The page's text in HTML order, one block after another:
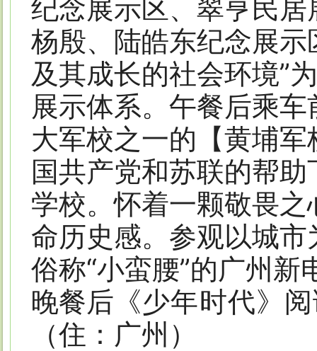
纪念展示区、翠亨民
杨殷、陆皓东纪念展
及其成长的社会环境”
展示体系。午餐后乘
大军校之一的【黄埔
国共产党和苏联的帮
学校。怀着一颗敬畏
命历史感。参观以城
俗称“小蛮腰”的广州
晚餐后 《少年时代》
（住：广州）